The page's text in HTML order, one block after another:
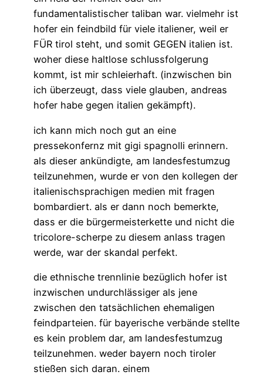
fundamentalistischer taliban war. vielmehr ist
hofer ein feindbild für viele italiener, weil er
FÜR tirol steht, und somit GEGEN italien ist.
woher diese haltlose schlussfolgerung
kommt, ist mir schleierhaft. (inzwischen bin
ich überzeugt, dass viele glauben, andreas
hofer habe gegen italien gekämpft).
ich kann mich noch gut an eine
pressekonfernz mit gigi spagnolli erinnern.
als dieser ankündigte, am landesfestumzug
teilzunehmen, wurde er von den kollegen der
italienischsprachigen medien mit fragen
bombardiert. als er dann noch bemerkte,
dass er die bürgermeisterkette und nicht die
tricolore-scherpe zu diesem anlass tragen
werde, war der skandal perfekt.
die ethnische trennlinie bezüglich hofer ist
inzwischen undurchlässiger als jene
zwischen den tatsächlichen ehemaligen
feindparteien. für bayerische verbände stellte
es kein problem dar, am landesfestumzug
teilzunehmen. weder bayern noch tiroler
stießen sich daran. einem